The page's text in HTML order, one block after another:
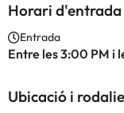
Horari
Entrada
Entre les 3:00 PM i
Ubicació i